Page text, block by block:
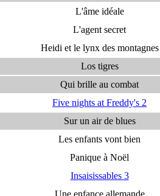
L'âme idéale
L'agent secret
Heidi et le lynx des montagnes
Los tigres
Qui brille au combat
Five nights at Freddy's 2
Sur un air de blues
Les enfants vont bien
Panique à Noël
Insaisissables 3
Une enfance allemande